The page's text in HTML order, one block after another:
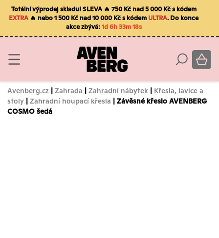
Totální výprodej skladu! SLEVA 🔥 750 Kč nad 5 000 Kč s kódem
EXTRA 🔥 nebo 1 500 Kč nad 10 000 Kč s kódem ULTRA. Do konce
akce zbývá:1d 6h 33m 17s
Avenberg.cz | Zahrada | Zahradní nábytek | Křesla, lavice a
stoly | Zahradní houpací křesla | Závěsné křeslo AVENBERG
COSMO šedá